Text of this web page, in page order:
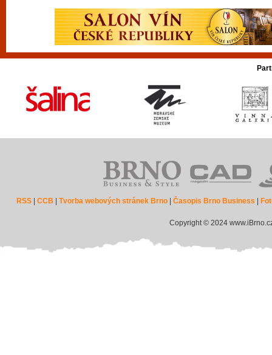
RSS |CCB |Tvorba webových stránek Brno |Časopis Brno Business
Copyright © 2024